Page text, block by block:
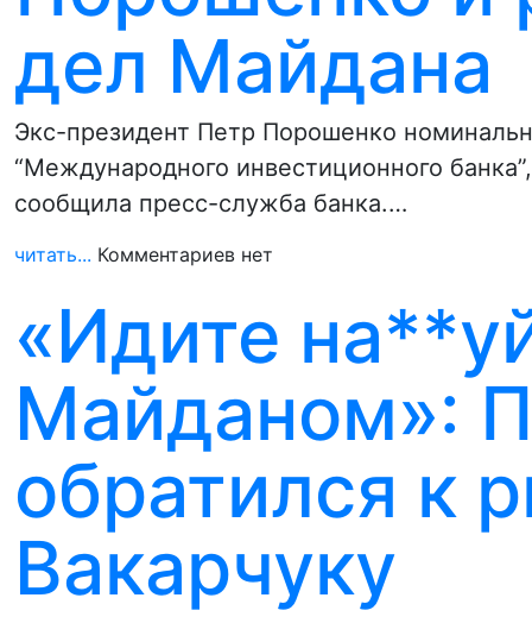
дел Майдана
Экс-президент Петр Порошенко
“Международного инвестиционного
сообщила пресс-служба банка.…
читать... Комментариев нет
«Идите
Майданом»:
обратился к
Вакарчуку